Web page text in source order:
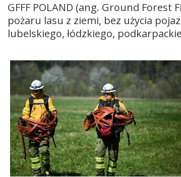
GFFF POLAND (ang. Ground Forest
pożaru lasu z ziemi, bez użycia
lubelskiego, łódzkiego,